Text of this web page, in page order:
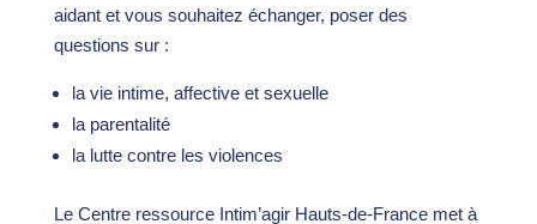
aidant et vous souhaitez échanger, poser des
questions sur :
la vie intime, affective et sexuelle
la parentalité
la lutte contre les violences
Le Centre ressource Intim’agir Hauts-de-France met à